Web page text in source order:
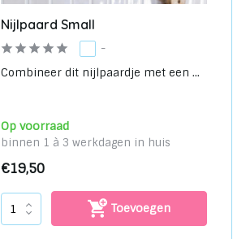
Nijlpaard Small
-
Combineer dit nijlpaardje met een ...
Op voorraad
binnen 1 à 3 werkdagen in huis
€19,50
Toevoegen